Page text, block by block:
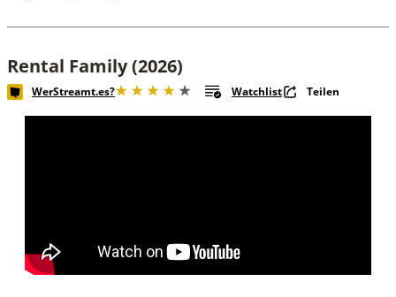
Rental Family (2026)
WerStreamt.es? Watchlist Teilen